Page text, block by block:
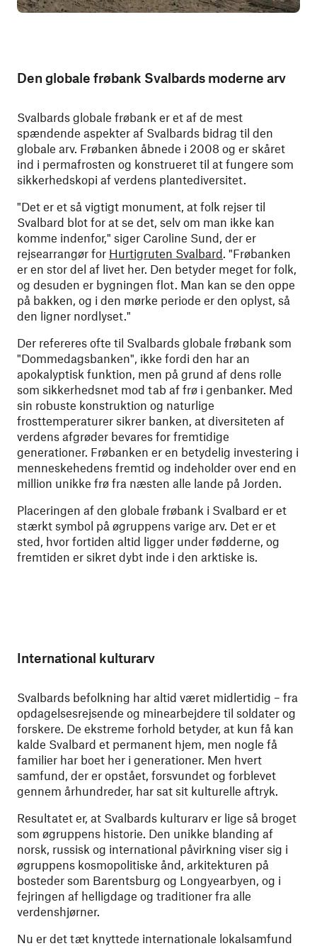
Den globale frøbank Svalbards moderne arv
Svalbards globale frøbank er et af de mest
spændende aspekter af Svalbards bidrag til den
globale arv. Frøbanken åbnede i 2008 og er skåret
ind i permafrosten og konstrueret til at fungere som
sikkerhedskopi af verdens plantediversitet.
"Det er et så vigtigt monument, at folk rejser til
Svalbard blot for at se det, selv om man ikke kan
komme indenfor," siger Caroline Sund, der er
rejsearrangør for Hurtigruten Svalbard. "Frøbanken
er en stor del af livet her. Den betyder meget for folk,
og desuden er bygningen flot. Man kan se den oppe
på bakken, og i den mørke periode er den oplyst, så
den ligner nordlyset."
Der refereres ofte til Svalbards globale frøbank som
"Dommedagsbanken", ikke fordi den har an
apokalyptisk funktion, men på grund af dens rolle
som sikkerhedsnet mod tab af frø i genbanker. Med
sin robuste konstruktion og naturlige
frosttemperaturer sikrer banken, at diversiteten af
verdens afgrøder bevares for fremtidige
generationer. Frøbanken er en betydelig investering i
menneskehedens fremtid og indeholder over end en
million unikke frø fra næsten alle lande på Jorden.
Placeringen af den globale frøbank i Svalbard er et
stærkt symbol på øgruppens varige arv. Det er et
sted, hvor fortiden altid ligger under fødderne, og
fremtiden er sikret dybt inde i den arktiske is.
International kulturarv
Svalbards befolkning har altid været midlertidig – fra
opdagelsesrejsende og minearbejdere til soldater og
forskere. De ekstreme forhold betyder, at kun få kan
kalde Svalbard et permanent hjem, men nogle få
familier har boet her i generationer. Men hvert
samfund, der er opstået, forsvundet og forblevet
gennem århundreder, har sat sit kulturelle aftryk.
Resultatet er, at Svalbards kulturarv er lige så broget
som øgruppens historie. Den unikke blanding af
norsk, russisk og international påvirkning viser sig i
øgruppens kosmopolitiske ånd, arkitekturen på
bosteder som Barentsburg og Longyearbyen, og i
fejringen af helligdage og traditioner fra alle
verdenshjørner.
Nu er det tæt knyttede internationale lokalsamfund